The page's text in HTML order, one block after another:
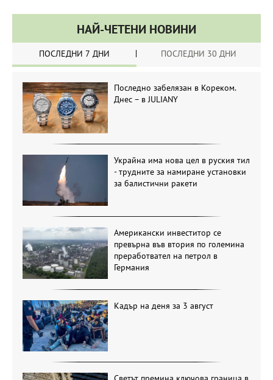
НАЙ-ЧЕТЕНИ НОВИНИ
ПОСЛЕДНИ 7 ДНИ ПОСЛЕДНИ 30 ДНИ
Последно забелязан в Кореком.
Днес – в JULIANY
Украйна има нова цел в руския тил
- трудните за намиране установки
за балистични ракети
Американски инвеститор се
превърна във втория по големина
преработвател на петрол в
Германия
Кадър на деня за 3 август